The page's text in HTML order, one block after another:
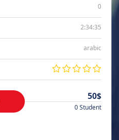
0
2:34:35
arabic
50$
0 Student